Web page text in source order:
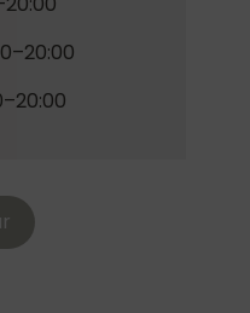
–20:00
–20:00